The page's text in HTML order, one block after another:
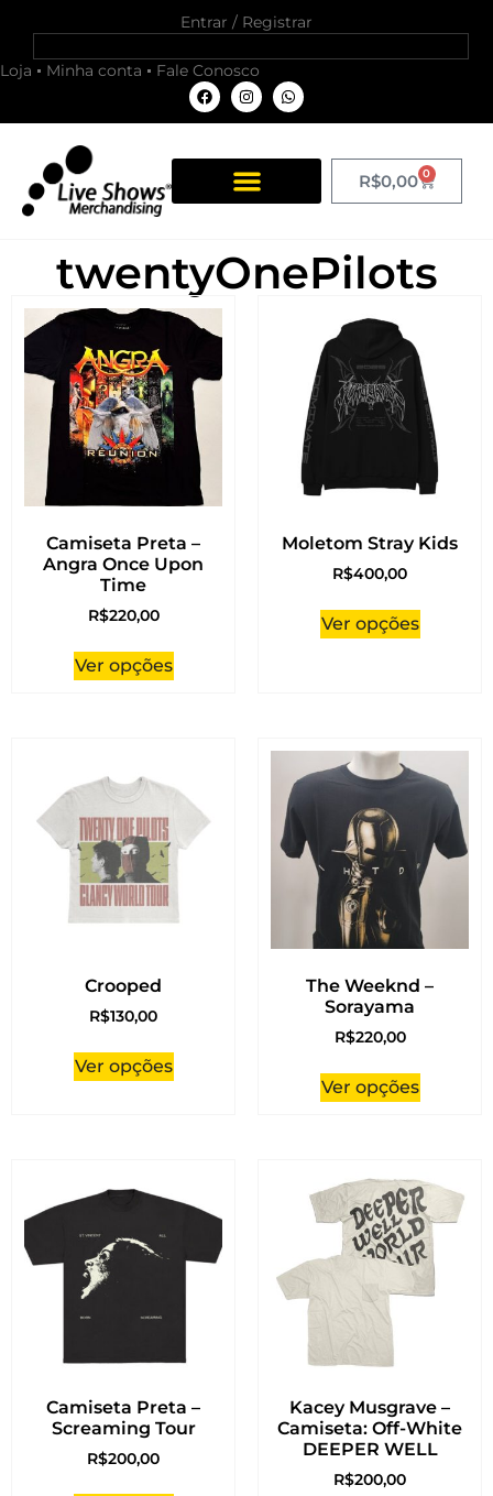
Entrar / Registrar
Loja Minha conta Fale Conosco
R$0,00 0
twentyOnePilots
Camiseta Preta –
Angra Once Upon
Time
R$220,00
Ver opções
Moletom Stray Kids
R$400,00
Ver opções
Crooped
R$130,00
Ver opções
The Weeknd –
Sorayama
R$220,00
Ver opções
Camiseta Preta –
Screaming Tour
R$200,00
Kacey Musgrave –
Camiseta: Off-White
DEEPER WELL
R$200,00